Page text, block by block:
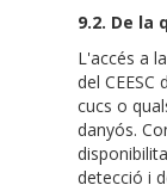
9.2. De la
L'accés a
del
cucs o
danyós.
detecció i